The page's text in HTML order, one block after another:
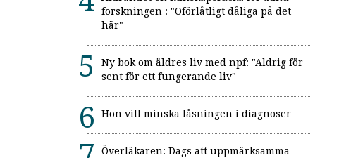
forskningen : "Oförlåtligt dåliga på det
här"
Ny bok om äldres liv med npf: "Aldrig för
sent för ett fungerande liv"
Hon vill minska låsningen i diagnoser
Överläkaren: Dags att uppmärksamma